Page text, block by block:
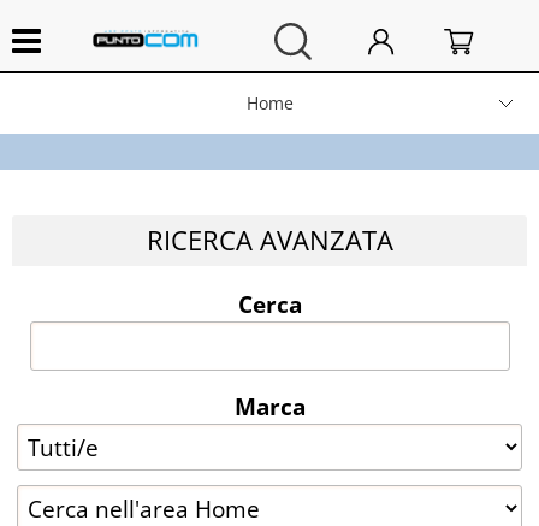
Home
Computer Fissi e Notebook
Networking
Consumabili
RICERCA AVANZATA
Cerca
Marca